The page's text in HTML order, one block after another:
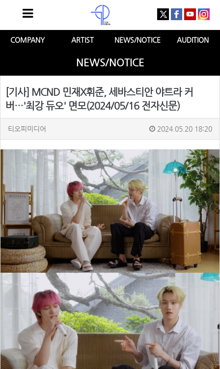
COMPANY ARTIST NEWS/NOTICE AUDITION
NEWS/NOTICE
[기사] MCND 민재X휘준, 세바스티안 야트라 커
버…'최강 듀오' 면모(2024/05/16 전자신문)
티오피미디어 2024.05.20 18:20